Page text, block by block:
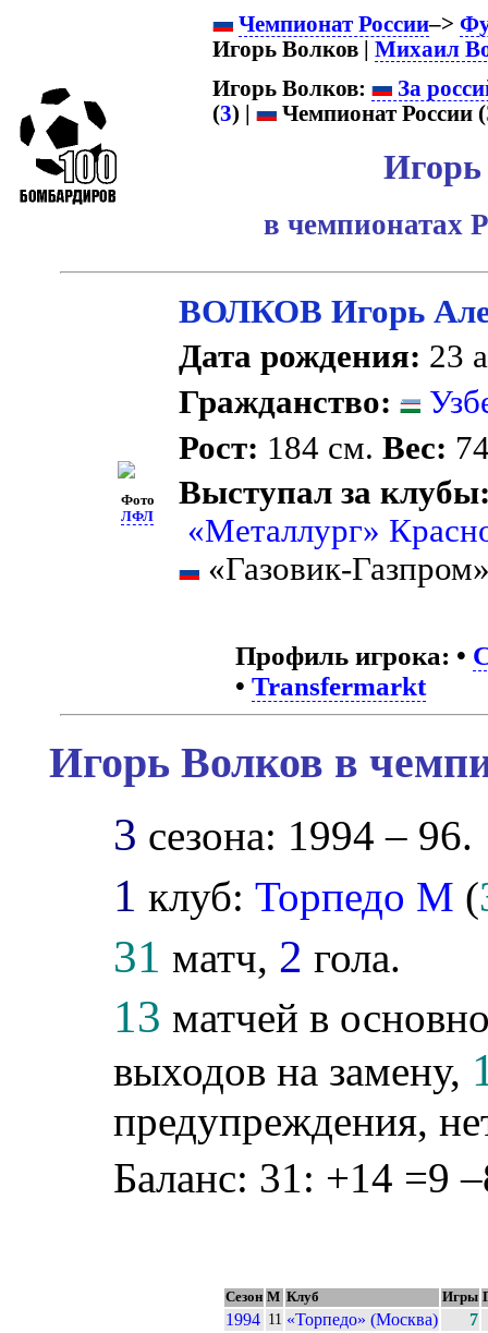
Чемпионат России–>
Игорь Волков | Михаил
Игорь Волков:
За
(3) | Чемпионат России (
в чемпионатах
Фото
ЛФЛ
ВОЛКОВ Игорь
Дата рождения: 23
Гражданство:
Рост: 184 см.Вес:
Выступал за
«Металлург»
«Газовик-
Профиль игрока: •
• Transfermarkt
Игорь Волков в
3 сезона: 1994 – 96.
1 клуб:Торпедо М (
31 матч, 2 гола.
13 матчей в
выходов на замену,
предупреждения,
Баланс: 31: +14 =9
Сезон М Клуб Игры
1994 11 «Торпедо» (Москва)
7